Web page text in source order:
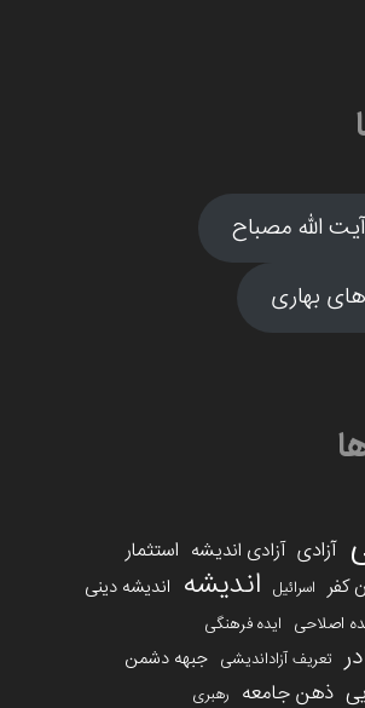
آیت الله مصباح
بهاری
آزادی آزادی اندیشه استثمار
کفر اسرائیل اندیشه اندیشه دینی
اصلاحی ایده فرهنگی
تعریف آزاداندیشی جبهه دشمن
ذهن جامعه رهبری